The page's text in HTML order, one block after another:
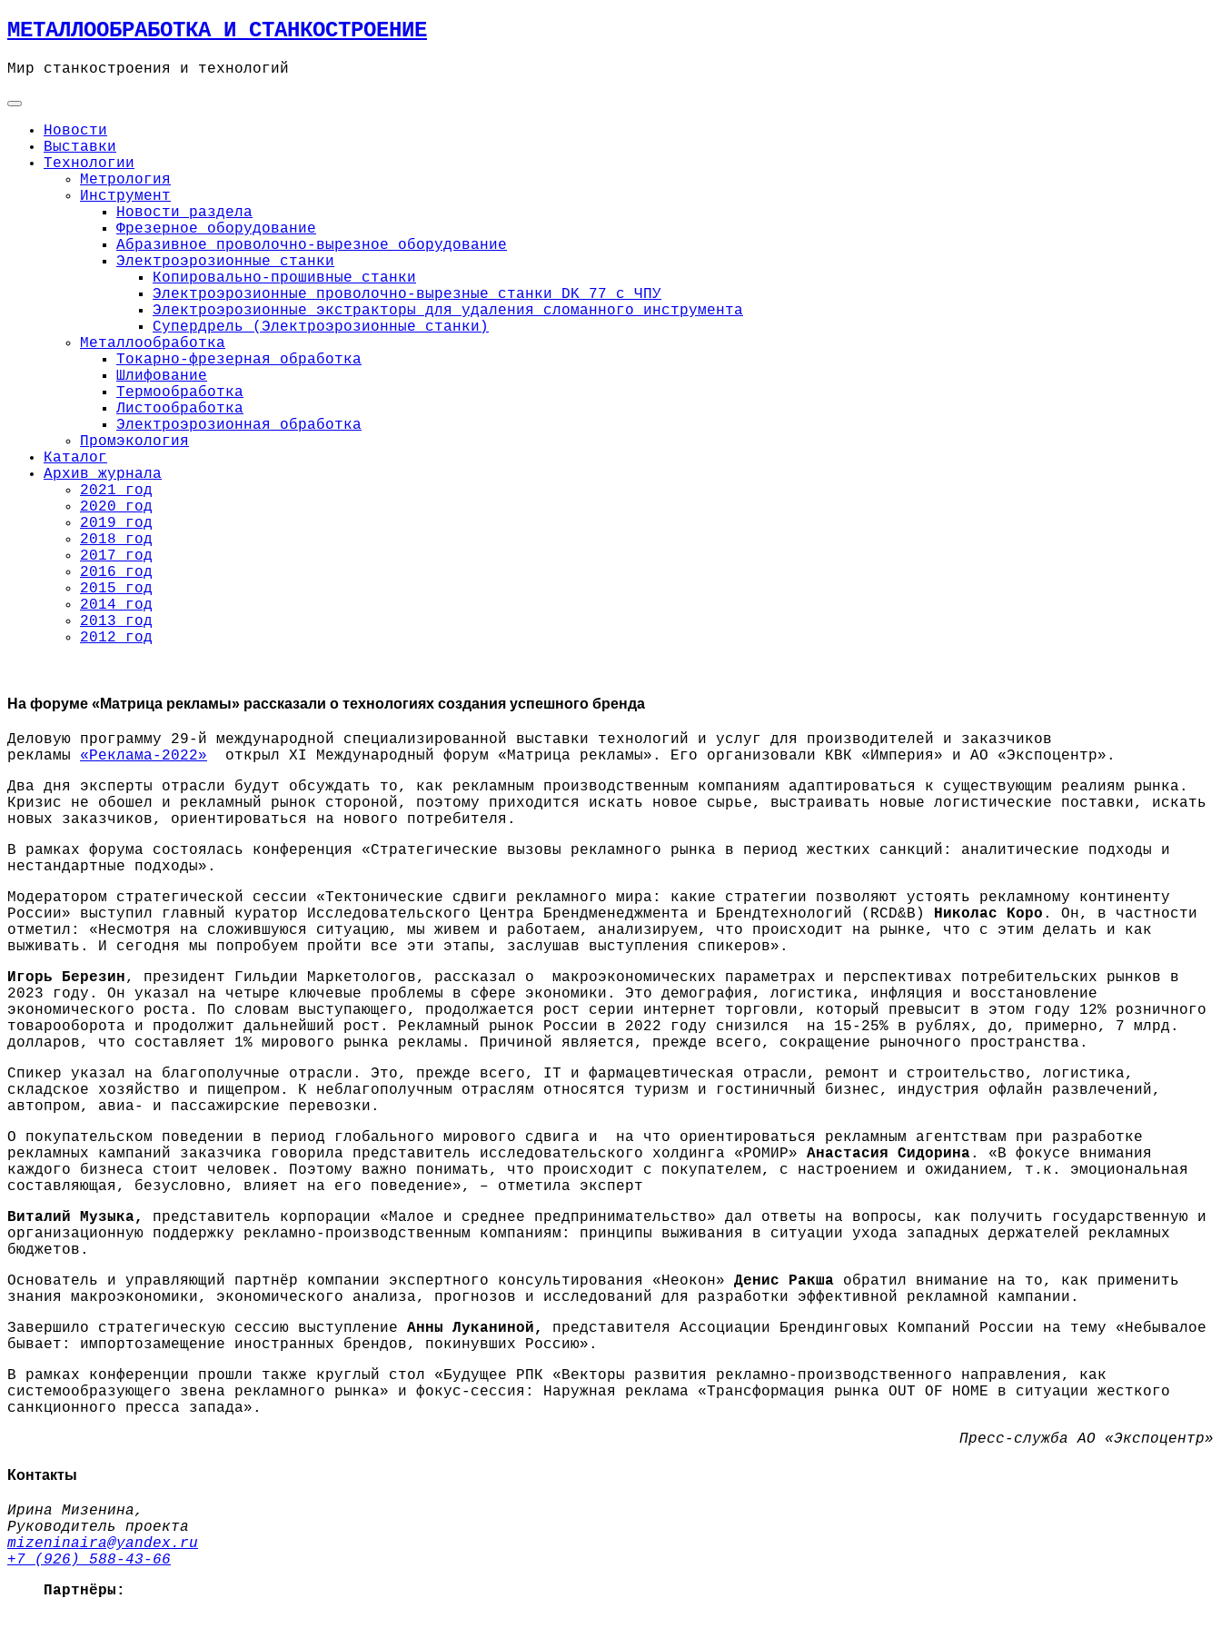
Skip
to
МЕТАЛЛООБРАБОТКА И СТАНКОСТРОЕНИЕ
Мир станкостроения и технологий
Новости
Выставки
Технологии
Метрология
Инструмент
Новости раздела
Фрезерное оборудование
Абразивное проволочно-вырезное оборудование
Электроэрозионные станки
Копировально-прошивные станки
Электроэрозионные проволочно-вырезные станки DK 77 с ЧПУ
Электроэрозионные экстракторы для удаления сломанного инструмента
Супердрель (Электроэрозионные станки)
Металлообработка
Токарно-фрезерная обработка
Шлифование
Термообработка
Листообработка
Электроэрозионная обработка
Промэкология
Каталог
Архив журнала
2021 год
2020 год
2019 год
2018 год
2017 год
2016 год
2015 год
2014 год
2013 год
2012 год
На форуме «Матрица рекламы» рассказали о технологиях создания успешного бренда
Деловую программу 29-й международной специализированной выставки технологий и услуг для производителей и заказчиков
рекламы «Реклама-2022» открыл XI Международный форум «Матрица рекламы». Его организовали КВК «Империя» и АО «Экспоцентр».
Два дня эксперты отрасли будут обсуждать то, как рекламным производственным компаниям адаптироваться к существующим реалиям рынка.
Кризис не обошел и рекламный рынок стороной, поэтому приходится искать новое сырье, выстраивать новые логистические поставки, искать
новых заказчиков, ориентироваться на нового потребителя.
В рамках форума состоялась конференция «Стратегические вызовы рекламного рынка в период жестких санкций: аналитические подходы и
нестандартные подходы».
Модератором стратегической сессии «Тектонические сдвиги рекламного мира: какие стратегии позволяют устоять рекламному континенту
России» выступил главный куратор Исследовательского Центра Брендменеджмента и Брендтехнологий (RCD&B) Николас Коро . Он, в частности
отметил: «Несмотря на сложившуюся ситуацию, мы живем и работаем, анализируем, что происходит на рынке, что с этим делать и как
выживать. И сегодня мы попробуем пройти все эти этапы, заслушав выступления спикеров».
Игорь Березин, президент Гильдии Маркетологов, рассказал о макроэкономических параметрах и перспективах потребительских рынков в
2023 году. Он указал на четыре ключевые проблемы в сфере экономики. Это демография, логистика, инфляция и восстановление
экономического роста. По словам выступающего, продолжается рост серии интернет торговли, который превысит в этом году 12% розничного
товарооборота и продолжит дальнейший рост. Рекламный рынок России в 2022 году снизился на 15-25% в рублях, до, примерно, 7 млрд.
долларов, что составляет 1% мирового рынка рекламы. Причиной является, прежде всего, сокращение рыночного пространства.
Спикер указал на благополучные отрасли. Это, прежде всего, IT и фармацевтическая отрасли, ремонт и строительство, логистика,
складское хозяйство и пищепром. К неблагополучным отраслям относятся туризм и гостиничный бизнес, индустрия офлайн развлечений,
автопром, авиа- и пассажирские перевозки.
О покупательском поведении в период глобального мирового сдвига и на что ориентироваться рекламным агентствам при разработке
рекламных кампаний заказчика говорила представитель исследовательского холдинга «РОМИР» Анастасия Сидорина. «В фокусе внимания
каждого бизнеса стоит человек. Поэтому важно понимать, что происходит с покупателем, с настроением и ожиданием, т.к. эмоциональная
составляющая, безусловно, влияет на его поведение», – отметила эксперт
Виталий Музыка,
представитель корпорации «Малое и среднее предпринимательство» дал ответы на вопросы, как получить государственную и
организационную поддержку рекламно-производственным компаниям: принципы выживания в ситуации ухода западных держателей рекламных
бюджетов.
Основатель и управляющий партнёр компании экспертного консультирования «Неокон» Денис Ракша обратил внимание на то, как применить
знания макроэкономики, экономического анализа, прогнозов и исследований для разработки эффективной рекламной кампании.
Завершило стратегическую сессию выступление Анны Луканиной, представителя Ассоциации Брендинговых Компаний России на тему «Небывалое
бывает: импортозамещение иностранных брендов, покинувших Россию».
В рамках конференции прошли также круглый стол «Будущее РПК «Векторы развития рекламно-производственного направления, как
системообразующего звена рекламного рынка» и фокус-сессия: Наружная реклама «Трансформация рынка ОUT OF НOME в ситуации жесткого
санкционного пресса запада».
Пресс-служба АО «Экспоцентр»
Контакты
Ирина Мизенина,
Руководитель проекта
mizeninaira@yandex.ru
+7 (926) 588-43-66
Партнёры: